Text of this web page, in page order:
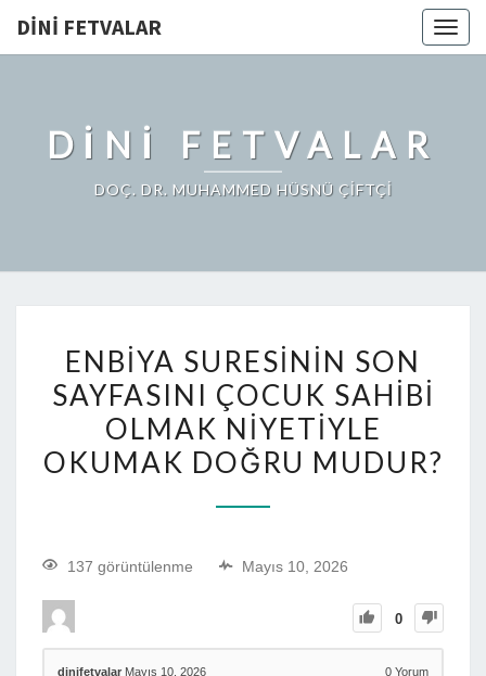
DINI FETVALAR
DINI FETVALAR
DOÇ. DR. MUHAMMED HÜSNÜ ÇİFTÇİ
ENBIYA SURESININ SON
SAYFASINI ÇOCUK SAHIBI
OLMAK NIYETIYLE
OKUMAK DOĞRU MUDUR?
137 görüntülenme Mayıs 10, 2026
0
dinifetvalar Mayıs 10, 2026 0 Yorum